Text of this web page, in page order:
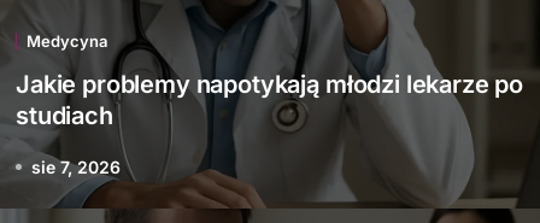
Medycyna
Jakie problemy napotykają młodzi lekarze po
studiach
sie 7, 2026